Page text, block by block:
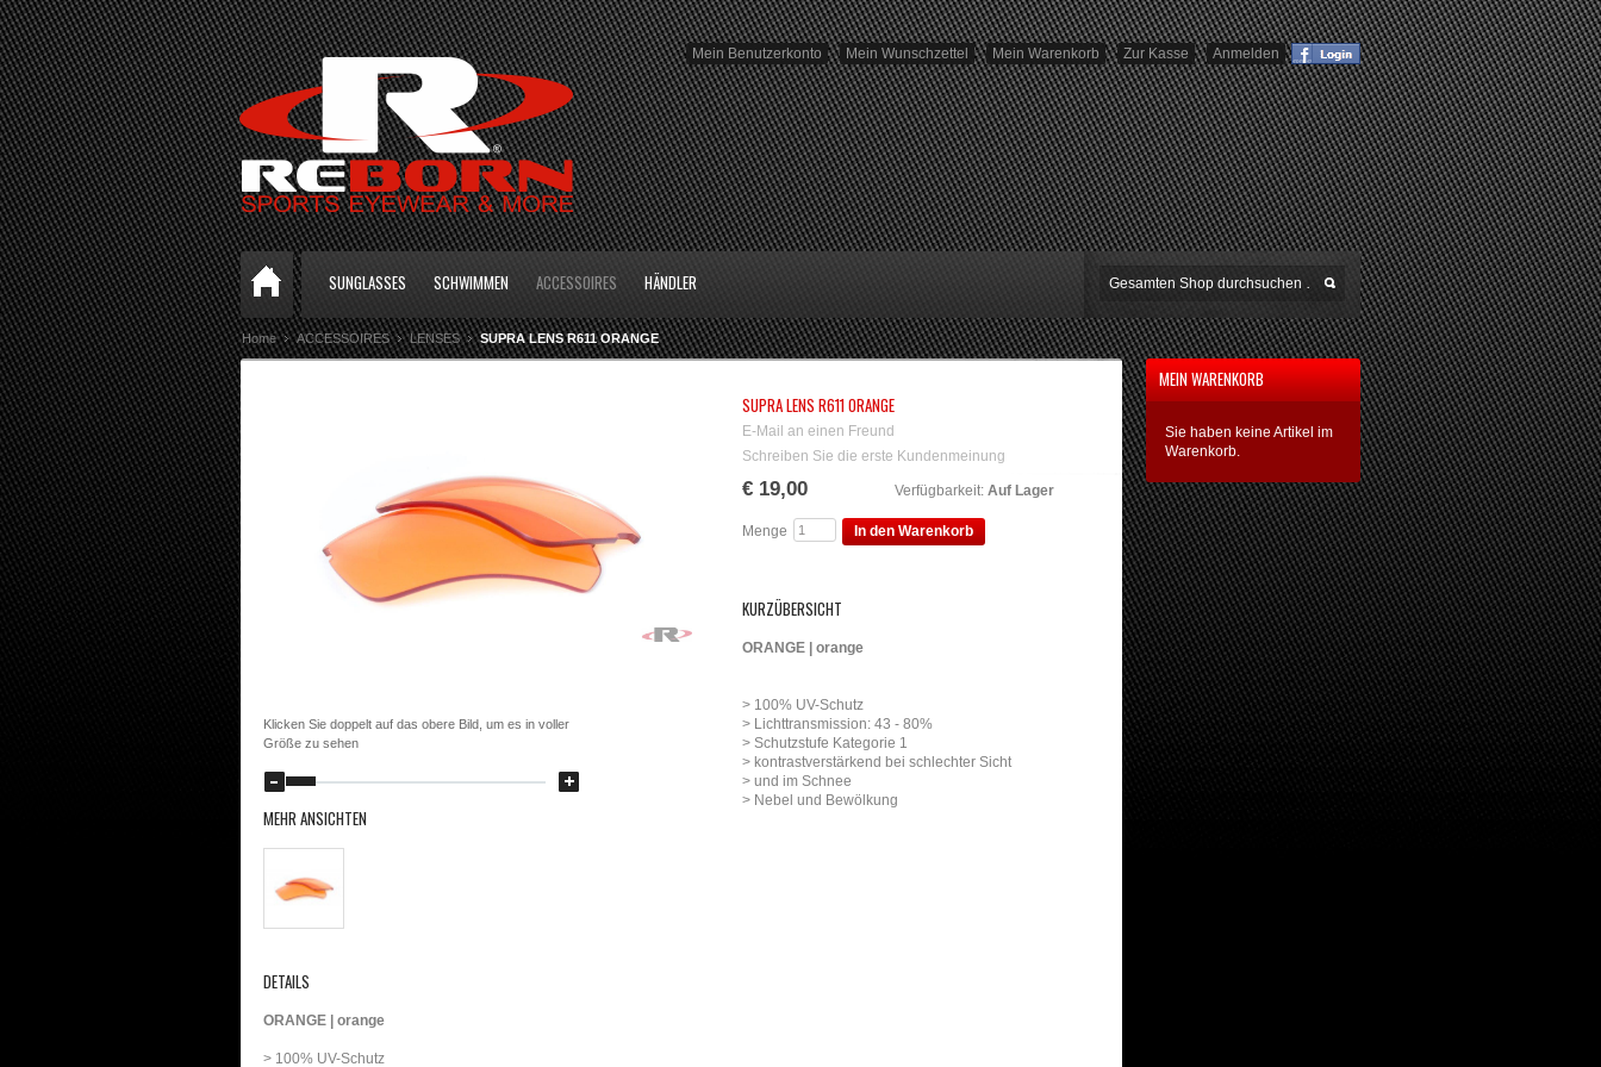
Mein Benutzerkonto Mein Wunschzettel Mein Warenkorb Zur Kasse Anmelden
SUNGLASSES SCHWIMMEN ACCESSOIRES HÄNDLER
Home ACCESSOIRES LENSES SUPRA LENS R611 ORANGE
SUPRA LENS R611 ORANGE
E-Mail an einen Freund
Schreiben Sie die erste Kundenmeinung
€ 19,00 Verfügbarkeit: Auf Lager
Menge In den Warenkorb
KURZÜBERSICHT
ORANGE | orange
> 100% UV-Schutz
> Lichttransmission: 43 - 80%
> Schutzstufe Kategorie 1
> kontrastverstärkend bei schlechter Sicht
> und im Schnee
> Nebel und Bewölkung
Klicken Sie doppelt auf das obere Bild, um es in voller
Größe zu sehen
MEHR ANSICHTEN
DETAILS
ORANGE | orange
> 100% UV-Schutz
MEIN WARENKORB
Sie haben keine Artikel im
Warenkorb.